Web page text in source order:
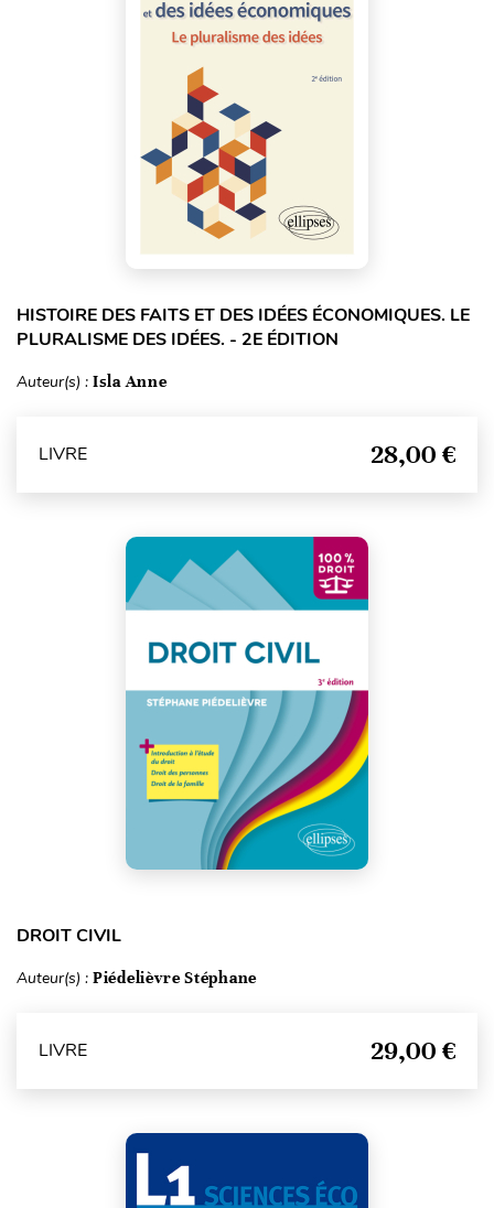
HISTOIRE DES FAITS ET DES IDÉES ÉCONOMIQUES. LE
PLURALISME DES IDÉES. - 2E ÉDITION
Auteur(s) : Isla Anne
LIVRE 28,00 €
DROIT CIVIL
Auteur(s) : Piédelièvre Stéphane
LIVRE 29,00 €